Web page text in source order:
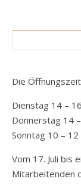
Die
Dienstag 14 –
Donnerstag 14
Sonntag 10 – 12
Vom 17. Juli bis
Mitarbeitenden